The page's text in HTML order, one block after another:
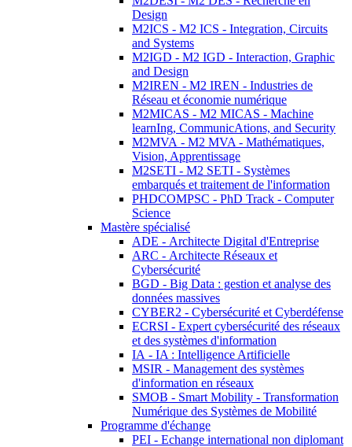
Design
M2ICS - M2 ICS - Integration, Circuits
and Systems
M2IGD - M2 IGD - Interaction, Graphic
and Design
M2IREN - M2 IREN - Industries de
Réseau et économie numérique
M2MICAS - M2 MICAS - Machine
learnIng, CommunicAtions, and Security
M2MVA - M2 MVA - Mathématiques,
Vision, Apprentissage
M2SETI - M2 SETI - Systèmes
embarqués et traitement de l'information
PHDCOMPSC - PhD Track - Computer
Science
Mastère spécialisé
ADE - Architecte Digital d'Entreprise
ARC - Architecte Réseaux et
Cybersécurité
BGD - Big Data : gestion et analyse des
données massives
CYBER2 - Cybersécurité et Cyberdéfense
ECRSI - Expert cybersécurité des réseaux
et des systèmes d'information
IA - IA : Intelligence Artificielle
MSIR - Management des systèmes
d'information en réseaux
SMOB - Smart Mobility - Transformation
Numérique des Systèmes de Mobilité
Programme d'échange
PEI - Echange international non diplomant